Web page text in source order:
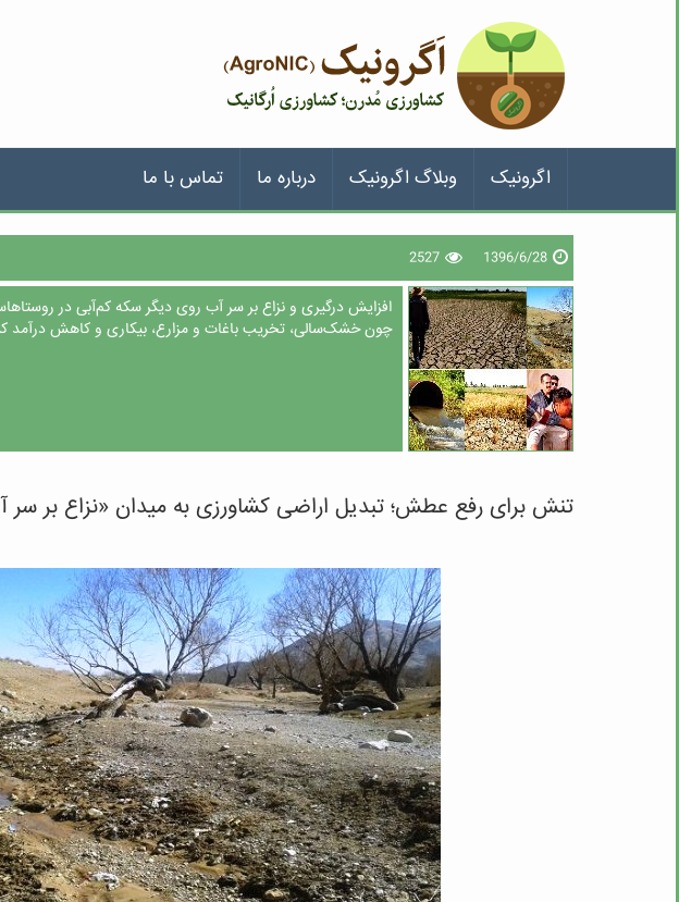
اگرونیک وبلاگ اگرونیک درباره ما تماس با ما
1396/6/28
2527
افزایش درگیری و نزاع بر سر آب روی دیگر سکه کم‌آبی در
چون خشک‌سالی، تخریب باغات و مزارع، بیکاری و کاهش درآمد
تنش برای رفع عطش؛ تبدیل اراضی کشاورزی به میدان «نزاع بر سر